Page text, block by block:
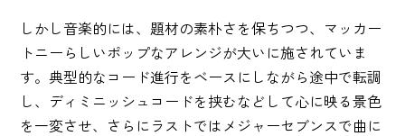
しかし音楽的には、題材の素朴さを保ちつつ、マッカー
トニーらしいポップなアレンジが大いに施されていま
す。典型的なコード進行をベースにしながら途中で転調
し、ディミニッシュコードを挟むなどして心に映る景色
を一変させ、さらにラストではメジャーセブンスで曲に